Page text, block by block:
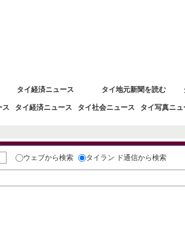
タイ経済ニュース タイ地元新聞を読む
ス タイ経済ニュース タイ社会ニュース タイ写真ニュ
ウェブから検索 タイラン ド通信から検索